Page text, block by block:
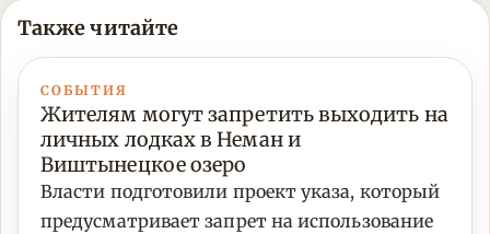
Также читайте
СОБЫТИЯ
Жителям могут запретить выходить на
личных лодках в Неман и
Виштынецкое озеро
Власти подготовили проект указа, который
предусматривает запрет на использование